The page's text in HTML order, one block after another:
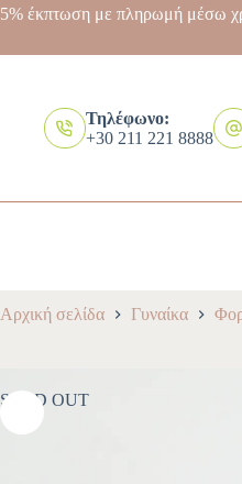
5% έκπτωση με πληρωμή μέσω
Τηλέφωνο:
+30 211 221 8888
Αρχική σελίδα Γυναίκα
SOLD OUT